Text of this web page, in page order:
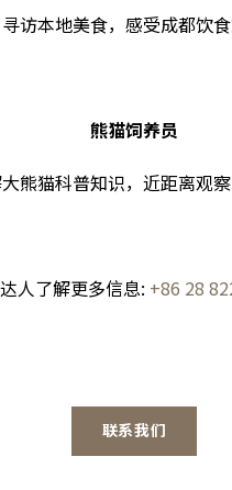
寻访本地美食，感受成都饮
熊猫饲养员
熊猫科普知识，近距离观
人了解更多信息: +86 28
联系我们